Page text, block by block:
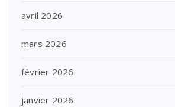
avril 2026
mars 2026
février 2026
janvier 2026